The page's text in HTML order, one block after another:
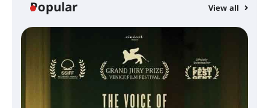
Popular View all
സെന്റ് ജോസഫ്സ് കോളജ്
കോമേഴ്‌സ് അസോസിയേഷന്
തുടക്കമായി